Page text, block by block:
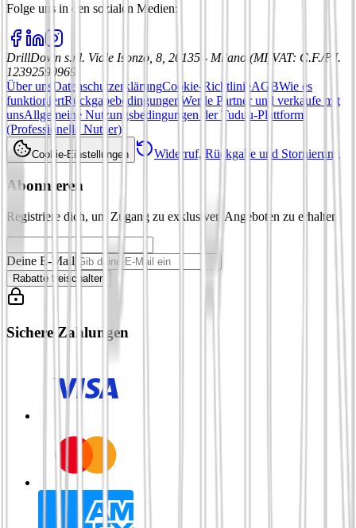
Folge uns in den sozialen Medien:
DrillDown s.r.l. Viale Isonzo, 8, 20135 - Milano (MI) VAT: C.F./P.I.
12392590969
Über uns DatenschutzerklärungCookie-RichtlinieAGBWie es
funktioniertRückgabebedingungen Werde Partner und verkaufe mit
unsAllgemeine Nutzungsbedingungen der Tuduu-Plattform
(Professionelle Nutzer)
Cookie-Einstellungen Widerruf, Rückgabe und Stornierung
Abonnieren
Registriere dich, um Zugang zu exklusiven Angeboten zu erhalten
Deine E-Mail
Rabatte freischalten
Sichere Zahlungen